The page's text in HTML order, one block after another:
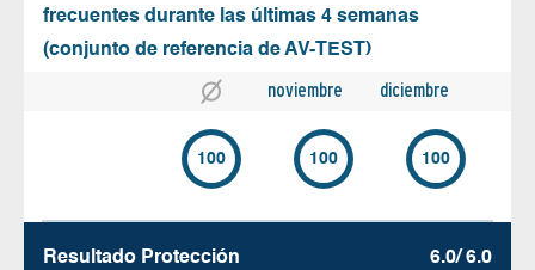
frecuentes durante las últimas 4 semanas
(conjunto de referencia de AV-TEST)
noviembre diciembre
100 100 100
Resultado Protección 6.0/ 6.0